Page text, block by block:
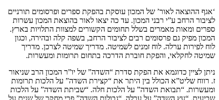
‘אגף ההוצאה לאור’ של המכון עוסקת בהפקת ספרים ופרסומים תורניים
לציבור הרחב ע”י רבני המכון. עד כה יצאו לאור בהוצאת המכון עשרות
ספרים ומאות מאמרים בשלל תחומים הקשורים למצוות התלויות בארץ.
המכון מפיק גם פרסומים רבים לציבור הרחב, בשפה קלה ובהירה, וכגון
לוח לפירות ערלה. לוח זמנים לשמיטה. מדריך שמיטה לצרכן. מדריך
שמיטה לחקלאי, והפקת חוברת הדרכה בתחום תרומות ומעשרות.
ניתן לציין כדוגמא את הפקת סדרת “השדה” של יו”ר המכון הרב שניאור
ז. רווח שליט”א הכולל בין היתר את “קצירת השדה” על הלכות תרומות
ומעשרות. “תבואת השדה” על הלכות חלה. “שביתת השדה” על הלכות
שביעית, “עץ השדה” על ערלה, “גבולות השדה” פרי מחקר של שנים על